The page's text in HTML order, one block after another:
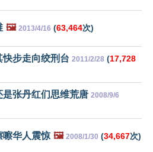
🖼️ 2013/4/16 (63,464次)
步走向绞刑台 2011/2/28 (17,728
张丹红们思维荒唐 2008/9/6
嚓华人震惊 🖼️ 2008/1/30 (34,667次)